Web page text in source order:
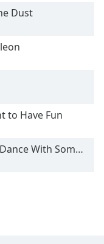
Dust
to Have Fun
With Somebody